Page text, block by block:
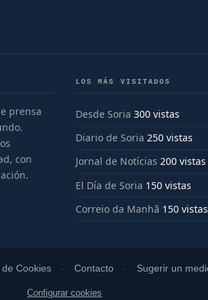
prensa
con
LOS MÁS VISITADOS
Desde Soria 300 vistas
Diario de Soria 250 vistas
Jornal de Notícias 200 vistas
El Día de Soria 150 vistas
Correio da Manhã 150 vistas
de Cookies Contacto Sugerir un
Configurar cookies